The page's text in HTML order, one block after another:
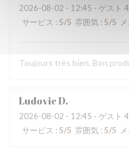
2026-08-02 - 12:45 - ゲスト 4
サービス : 5/5 雰囲気 : 5/5
Toujours très bien. Bon
LudovicD
2026-08-02 - 12:45 - ゲスト 4
サービス : 5/5 雰囲気 : 5/5